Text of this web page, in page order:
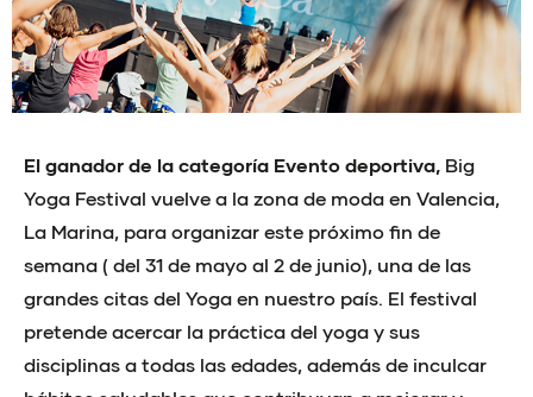
El ganador de la categoría Evento deportiva, Big
Yoga Festival vuelve a la zona de moda en Valencia,
La Marina, para organizar este próximo fin de
semana ( del 31 de mayo al 2 de junio), una de las
grandes citas del Yoga en nuestro país. El festival
pretende acercar la práctica del yoga y sus
disciplinas a todas las edades, además de inculcar